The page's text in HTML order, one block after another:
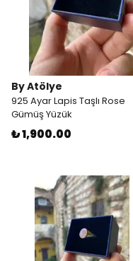
By Atölye
925 Ayar Lapis Taşlı Rose
Gümüş Yüzük
₺ 1,900.00